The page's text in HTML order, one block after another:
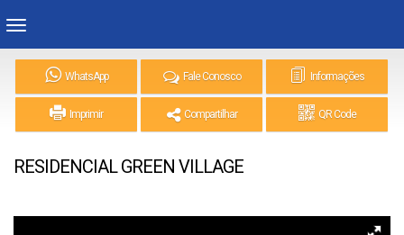
WhatsApp Fale Conosco Informações
Imprimir Compartilhar QR Code
RESIDENCIAL GREEN VILLAGE